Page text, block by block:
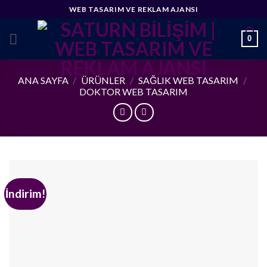
content
WEB TASARIM VE REKLAM AJANSI
0
ANA SAYFA / ÜRÜNLER / SAĞLIK WEB TASARIM /
DOKTOR WEB TASARIM
İndirim!